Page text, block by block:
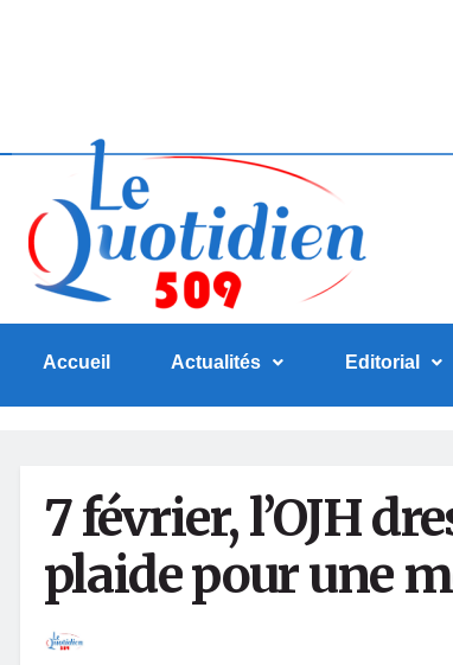
Accueil Actualités Editorial
7 février, l’OJH
plaide pour une